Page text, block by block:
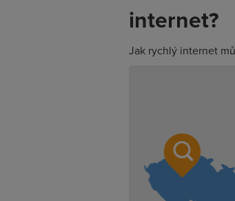
internet?
Jak rychlý internet